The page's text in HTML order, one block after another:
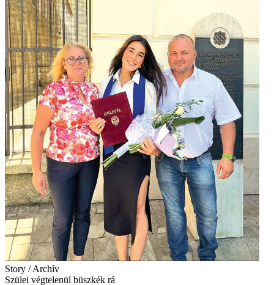
Story / Archív
Szülei végtelenül büszkék rá